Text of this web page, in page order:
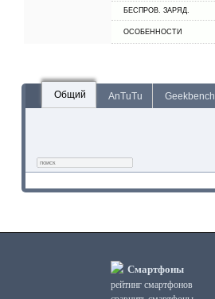
БЕСПРОВ. ЗАРЯД.
ОСОБЕННОСТИ
Общий AnTuTu Geekbench
Смартфоны
рейтинг смартфонов